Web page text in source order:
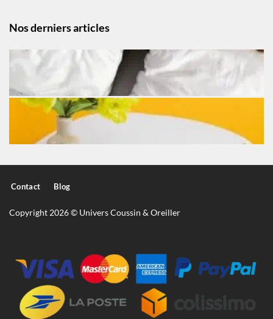
Nos derniers articles
Contact Blog
Copyright 2026 © Univers Coussin & Oreiller